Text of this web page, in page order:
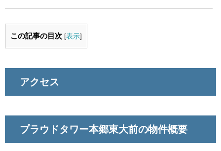
この記事の目次 [表示]
アクセス
プラウドタワー本郷東大前の物件概要